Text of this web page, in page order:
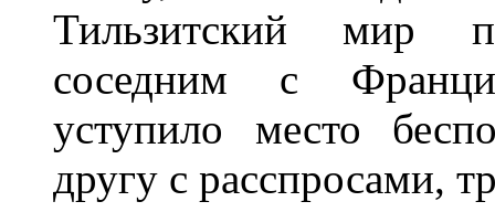
Тильзитский мир
соседним с
уступило место
другу с расспросами,